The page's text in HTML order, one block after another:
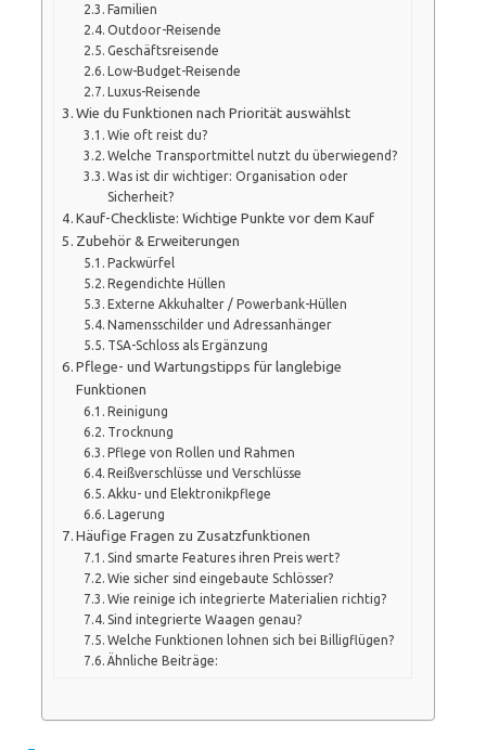
Familien
Outdoor-Reisende
Geschäftsreisende
Low-Budget-Reisende
Luxus-Reisende
Wie du Funktionen nach Priorität auswählst
Wie oft reist du?
Welche Transportmittel nutzt du überwiegend?
Was ist dir wichtiger: Organisation oder
Sicherheit?
Kauf-Checkliste: Wichtige Punkte vor dem Kauf
Zubehör & Erweiterungen
Packwürfel
Regendichte Hüllen
Externe Akkuhalter / Powerbank-Hüllen
Namensschilder und Adressanhänger
TSA-Schloss als Ergänzung
Pflege- und Wartungstipps für langlebige
Funktionen
Reinigung
Trocknung
Pflege von Rollen und Rahmen
Reißverschlüsse und Verschlüsse
Akku- und Elektronikpflege
Lagerung
Häufige Fragen zu Zusatzfunktionen
Sind smarte Features ihren Preis wert?
Wie sicher sind eingebaute Schlösser?
Wie reinige ich integrierte Materialien richtig?
Sind integrierte Waagen genau?
Welche Funktionen lohnen sich bei Billigflügen?
Ähnliche Beiträge: